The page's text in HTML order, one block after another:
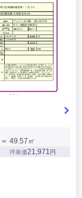
＝ 49.57㎡
坪単価21,971円